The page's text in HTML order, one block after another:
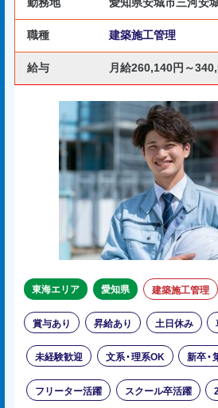
職種 建築施工管理
給与 月給260,140円～
東海エリア 愛知県 建築施工管理
賞与あり 昇給あり 土日休み
未経験歓迎 文系・理系OK 新卒・
フリーター活躍 スクール卒活躍